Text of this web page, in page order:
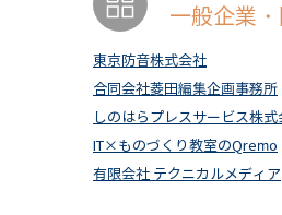
一般企業
東京防音株式会社
合同会社菱田編集企画事務所
しのはらプレスサービス株式
IT×ものづくり教室のQremo
有限会社 テクニカルメディア